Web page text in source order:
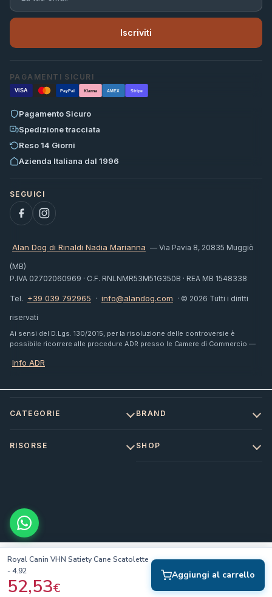
Iscriviti
PAGAMENTI SICURI
VISA PayPal Klarna AMEX Stripe
Pagamento Sicuro
Spedizione tracciata
Reso 14 Giorni
Azienda Italiana dal 1996
Alan Dog di Rinaldi Nadia Marianna — Via Pavia 8, 20835 Muggiò
(MB)
P.IVA 02702060969 · C.F. RNLNMR53M51G350B · REA MB 1548338
Tel. +39 039 792965 · info@alandog.com · © 2026 Tutti i diritti
riservati
Ai sensi del D.Lgs. 130/2015, per la risoluzione delle controversie è
possibile ricorrere alle procedure ADR presso le Camere di Commercio —
Info ADR
CATEGORIE BRAND
RISORSE SHOP
Royal Canin VHN Satiety Cane Scatolette
- 4.92
52,53€
Aggiungi al carrello